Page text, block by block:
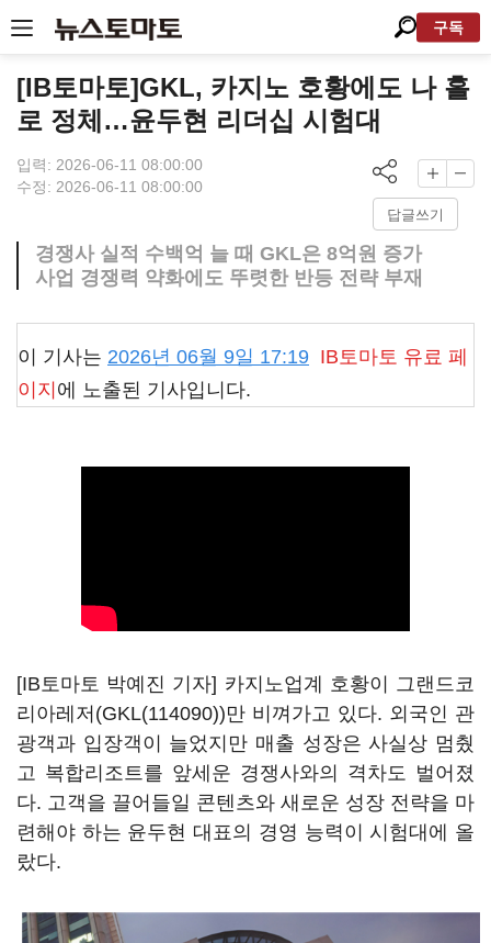
구독
[IB토마토]GKL, 카지노 호황에도 나 홀
로 정체…윤두현 리더십 시험대
입력: 2026-06-11 08:00:00
수정: 2026-06-11 08:00:00
답글쓰기
경쟁사 실적 수백억 늘 때 GKL은 8억원 증가
사업 경쟁력 약화에도 뚜렷한 반등 전략 부재
이 기사는 2026년 06월 9일 17:19 IB토마토 유료 페
이지 에 노출된 기사입니다.
[IB토마토 박예진 기자] 카지노업계 호황이 그랜드코
리아레저(GKL(114090))만 비껴가고 있다. 외국인 관
광객과 입장객이 늘었지만 매출 성장은 사실상 멈췄
고 복합리조트를 앞세운 경쟁사와의 격차도 벌어졌
다. 고객을 끌어들일 콘텐츠와 새로운 성장 전략을 마
련해야 하는 윤두현 대표의 경영 능력이 시험대에 올
랐다.